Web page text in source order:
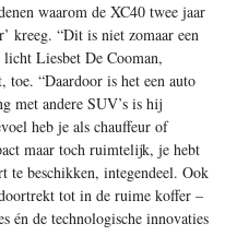
waarom de XC40 twee jaar
kreeg. “Dit is niet zomaar een
Liesbet De Cooman,
“Daardoor is het een auto
met andere SUV’s is hij
heb je als chauffeur of
maar toch ruimtelijk, je hebt
beschikken, integendeel. Ook
tot in de ruime koffer –
én de technologische innovaties